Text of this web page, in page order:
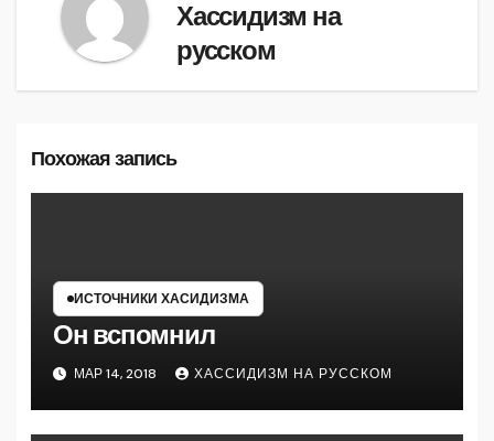
Хассидизм на
русском
Похожая запись
ИСТОЧНИКИ ХАСИДИЗМА
Он вспомнил
МАР 14, 2018 ХАССИДИЗМ НА РУССКОМ